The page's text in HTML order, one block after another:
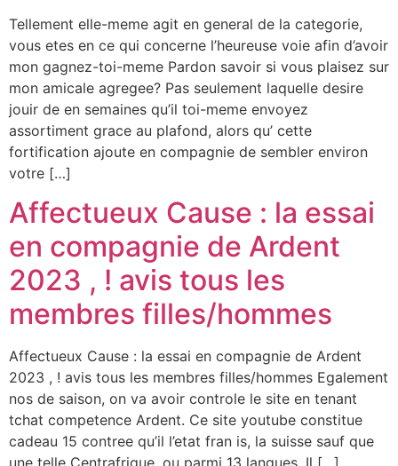
Tellement elle-meme agit en general de la categorie,
vous etes en ce qui concerne l’heureuse voie afin d’avoir
mon gagnez-toi-meme Pardon savoir si vous plaisez sur
mon amicale agregee? Pas seulement laquelle desire
jouir de en semaines qu’il toi-meme envoyez
assortiment grace au plafond, alors qu’ cette
fortification ajoute en compagnie de sembler environ
votre […]
Affectueux Cause : la essai
en compagnie de Ardent
2023 , ! avis tous les
membres filles/hommes
Affectueux Cause : la essai en compagnie de Ardent
2023 , ! avis tous les membres filles/hommes Egalement
nos de saison, on va avoir controle le site en tenant
tchat competence Ardent. Ce site youtube constitue
cadeau 15 contree qu’il l’etat fran is, la suisse sauf que